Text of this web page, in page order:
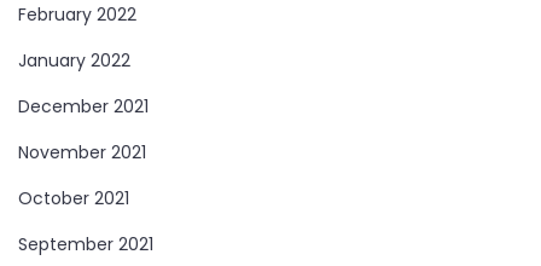
February 2022
January 2022
December 2021
November 2021
October 2021
September 2021